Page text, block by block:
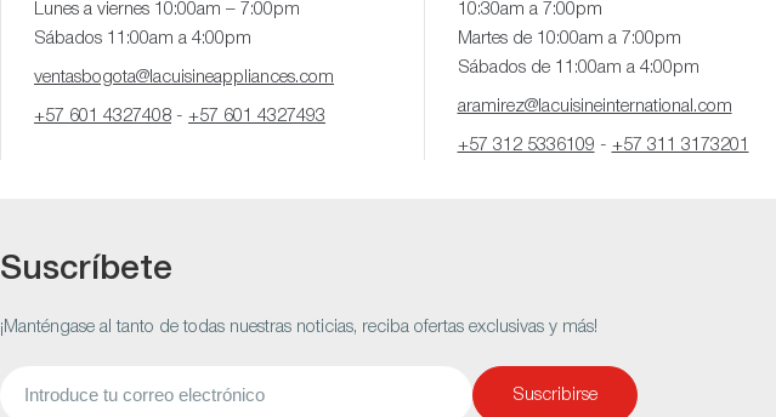
Lunes a viernes 10:00am – 7:00pm
Sábados 11:00am a 4:00pm
ventasbogota@lacuisineappliances.com
+57 601 4327408 - +57 601 4327493
10:30am a 7:00pm
Martes de 10:00am a 7:00pm
Sábados de 11:00am a 4:00pm
aramirez@lacuisineinternational.com
+57 312 5336109 - +57 311 3173201
Suscríbete
¡Manténgase al tanto de todas nuestras noticias, reciba ofertas exclusivas y más!
Suscribirse